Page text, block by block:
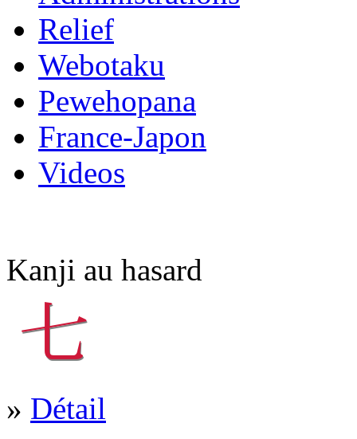
Relief
Webotaku
Pewehopana
France-Japon
Videos
Kanji au hasard
» Détail